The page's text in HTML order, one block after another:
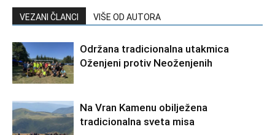
VEZANI ČLANCI VIŠE OD AUTORA
Održana tradicionalna utakmica
Oženjeni protiv Neoženjenih
Na Vran Kamenu obilježena
tradicionalna sveta misa